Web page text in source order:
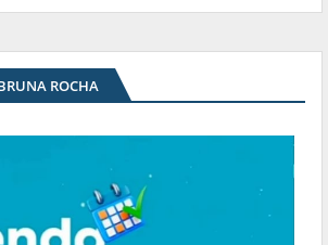
ROCHA